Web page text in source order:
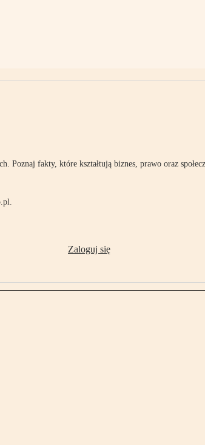
Poznaj fakty, które kształtują biznes, prawo oraz
Zaloguj się